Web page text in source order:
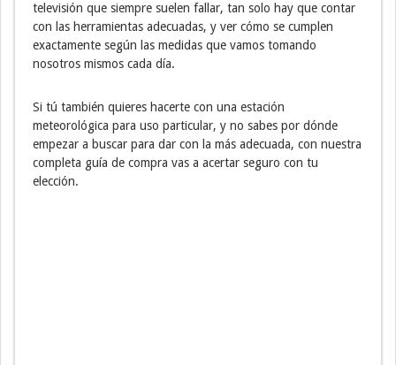
televisión que siempre suelen fallar, tan solo hay que contar
con las herramientas adecuadas, y ver cómo se cumplen
exactamente según las medidas que vamos tomando
nosotros mismos cada día.
Si tú también quieres hacerte con una estación
meteorológica para uso particular, y no sabes por dónde
empezar a buscar para dar con la más adecuada, con nuestra
completa guía de compra vas a acertar seguro con tu
elección.